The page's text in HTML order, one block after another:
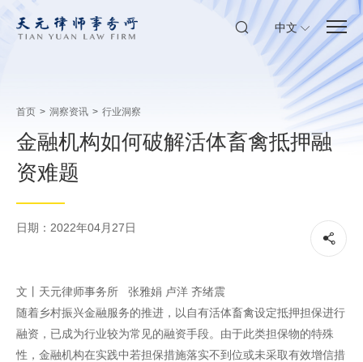
中文
首页 > 洞察资讯 > 行业洞察
金融机构如何破解活体畜禽抵押融
资难题
日期：2022年04月27日
文丨天元律师事务所 张雅娟 卢洋 齐绪震
随着乡村振兴金融服务的推进，以自有活体畜禽设定抵押担保进行
融资，已成为行业较为常见的融资手段。由于此类担保物的特殊
性，金融机构在实践中若担保措施落实不到位或未采取有效增信措